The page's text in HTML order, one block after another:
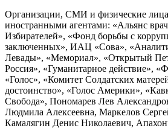
Организации, СМИ и физические
иностранными агентами: «Альянс
Избирателей», «Фонд борьбы с
заключенных», ИАЦ «Сова»,
Левады», «Мемориал», «Открытый
Россия», «Гуманитарное действие»,
«Голос», «Комитет Солдатских
достоинство», «Голос Америки»,
Свобода», Пономарев Лев
Людмила Алексеевна, Маркелов
Камалягин Денис Николаевич,